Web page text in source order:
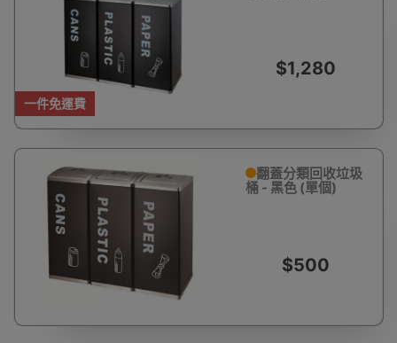
一件免運費
$1,280
翻蓋分類回收垃圾
桶 - 黑色 (單個)
$500